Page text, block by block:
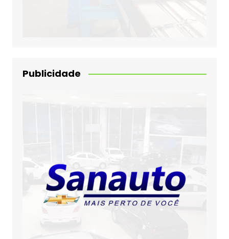
Publicidade